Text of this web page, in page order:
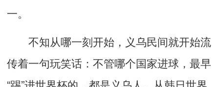
一。
不知从哪一刻开始，义乌民间就开始流
传着一句玩笑话：不管哪个国家进球，最早